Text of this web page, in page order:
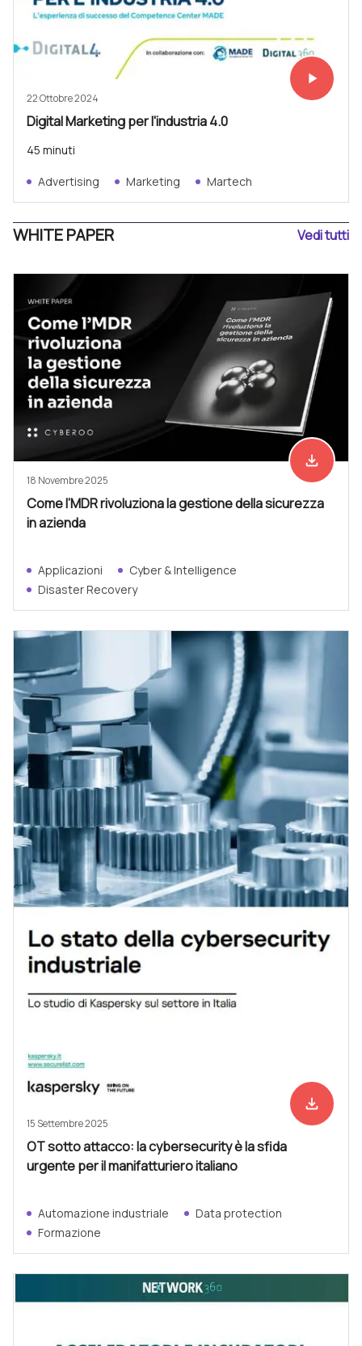
Vedi subito
play_arrow
22 Ottobre 2024
Digital Marketing per l'industria 4.0
45 minuti
Advertising Marketing Martech
WHITE PAPER Vedi tutti
Scarica
file_download
18 Novembre 2025
Come l’MDR rivoluziona la gestione della sicurezza
in azienda
Applicazioni
Cyber & Intelligence
Disaster Recovery
Scarica
file_download
15 Settembre 2025
OT sotto attacco: la cybersecurity è la sfida
urgente per il manifatturiero italiano
Automazione industriale
Data protection
Formazione